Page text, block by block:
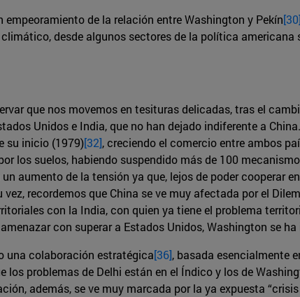
de la relación entre Washington y Pekín[30]
desde algunos sectores de la política
que nos movemos en tesituras delicadas, tras el
Unidos e India, que no han dejado indiferente a
su inicio (1979)[32], creciendo el comercio entre ambos
los suelos, habiendo suspendido más de 100
aumento de la tensión ya que, lejos de poder cooperar
recordemos que China se ve muy afectada por el
con la India, con quien ya tiene el problema
con superar a Estados Unidos, Washington se
una colaboración estratégica[36], basada esencialmente
los problemas de Delhi están en el Índico y los de
además, se ve muy marcada por la ya expuesta